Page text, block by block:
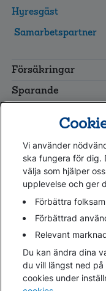
Hyresgäst
grupp
Försäkringar
Sparande
Kundservice
Hjälp
Webbkarta
Cookies
Hantera cookies
Personuppgifter GDPR
Om
Vi använder
ska fungera för dig.
välja som hjälper
upplevelse och ger
Förbättra
Förbättrad
Relevant
Du kan ändra dina
du vill längst ned
cookies under